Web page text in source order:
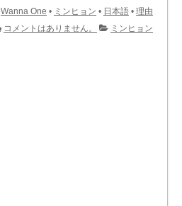
Wanna One • ミンヒョン • 日本語 • 理由
コメントはありません。 ミンヒョン